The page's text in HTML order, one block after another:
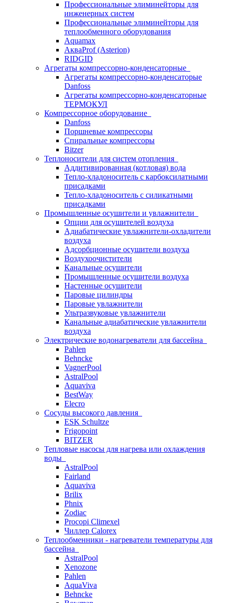
Профессиональные элиминейторы для
инженерных систем
Профессиональные элиминейторы для
теплообменного оборудования
Aquamax
АкваProf (Asterion)
RIDGID
Агрегаты компрессорно-конденсаторные
Агрегаты компрессорно-конденсаторые
Danfoss
Агрегаты компрессорно-конденсаторные
ТЕРМОКУЛ
Компрессорное оборудование
Danfoss
Поршневые компрессоры
Спиральные компрессоры
Bitzer
Теплоносители для систем отопления
Аддитивированная (котловая) вода
Тепло-хладоноситель с карбоксилатными
присадками
Тепло-хладоноситель с силикатными
присадками
Промышленные осушители и увлажнители
Опции для осушителей воздуха
Адиабатические увлажнители-охладители
воздуха
Адсорбционные осушители воздуха
Воздухоочистители
Канальные осушители
Промышленные осушители воздуха
Настенные осушители
Паровые цилиндры
Паровые увлажнители
Ультразвуковые увлажнители
Канальные адиабатические увлажнители
воздуха
Электрические водонагреватели для бассейна
Pahlen
Behncke
VagnerPool
AstralPool
Aquaviva
BestWay
Elecro
Сосуды высокого давления
ESK Schultze
Frigopoint
BITZER
Тепловые насосы для нагрева или охлаждения
воды
AstralPool
Fairland
Aquaviva
Brilix
Phnix
Zodiac
Procopi Climexel
Чиллер Calorex
Теплообменники - нагреватели температуры для
бассейна
AstralPool
Xenozone
Pahlen
AquaViva
Behncke